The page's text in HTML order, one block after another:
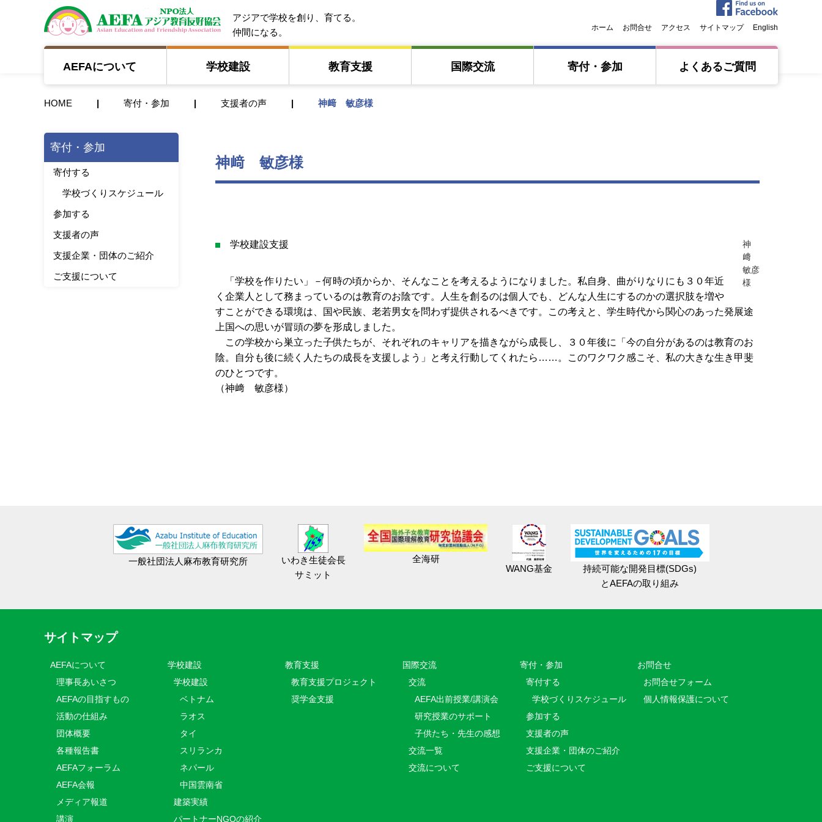
NPO法人 AEFA アジア教育友好協会
アジアで学校を創り、育てる。
仲間になる。
ホーム お問合せ アクセス サイトマップ English
AEFAについて 学校建設 教育⽀援 国際交流 寄付・参加 よくあるご質問
HOME 寄付・参加 支援者の声 神﨑 敏彦様
神﨑 敏彦様
神
﨑
敏彦
様
学校建設支援
「学校を作りたい」－何時の頃からか、そんなことを考えるようになりました。私自身、曲がりなりにも３０年近
く企業人として務まっているのは教育のお陰です。人生を創るのは個人でも、どんな人生にするのかの選択肢を増や
すことができる環境は、国や民族、老若男女を問わず提供されるべきです。この考えと、学生時代から関心のあった発展途
上国への思いが冒頭の夢を形成しました。
この学校から巣立った子供たちが、それぞれのキャリアを描きながら成長し、３０年後に「今の自分があるのは教育のお
陰。自分も後に続く人たちの成長を支援しよう」と考え行動してくれたら……。このワクワク感こそ、私の大きな生き甲斐
のひとつです。
（神﨑 敏彦様）
寄付・参加
寄付する
学校づくりスケジュール
参加する
支援者の声
支援企業・団体のご紹介
ご支援について
一般社団法人麻布教育研究所
いわき生徒会長
サミット
全海研
WANG基金
持続可能な開発目標(SDGs)
とAEFAの取り組み
サイトマップ
AEFAについて
理事長あいさつ
AEFAの目指すもの
活動の仕組み
団体概要
各種報告書
AEFAフォーラム
AEFA会報
メディア報道
講演
学校建設
学校建設
ベトナム
ラオス
タイ
スリランカ
ネパール
中国雲南省
建築実績
パートナーNGOの紹介
教育⽀援
教育⽀援プロジェクト
奨学金支援
国際交流
交流
AEFA出前授業/講演会
研究授業のサポート
子供たち・先生の感想
交流一覧
交流について
寄付・参加
寄付する
学校づくりスケジュール
参加する
支援者の声
支援企業・団体のご紹介
ご支援について
お問合せ
お問合せフォーム
個人情報保護について